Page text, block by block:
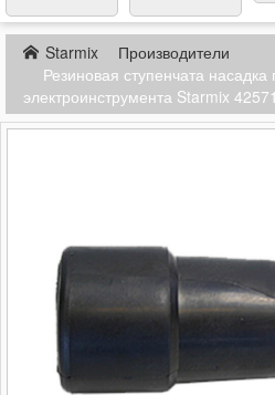
Starmix
Производители
Резиновая ступенчата
электроинструмента Starmix